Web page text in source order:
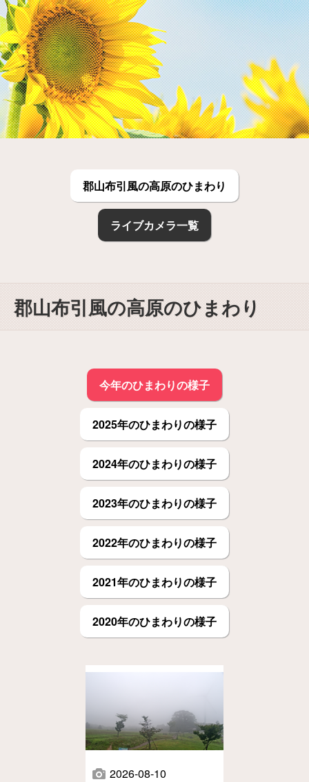
郡山布引風の高原のひまわり
ライブカメラ一覧
郡山布引風の高原のひまわり
今年のひまわりの様子
2025年のひまわりの様子
2024年のひまわりの様子
2023年のひまわりの様子
2022年のひまわりの様子
2021年のひまわりの様子
2020年のひまわりの様子
2026-08-10